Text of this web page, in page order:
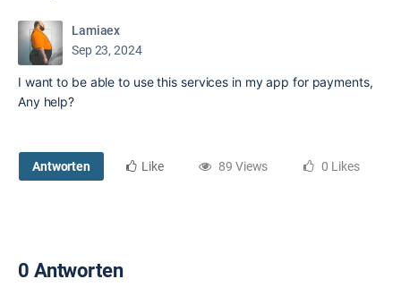
Lamiaex
Sep 23, 2024
I want to be able to use this services in my app for payments,
Any help?
Antworten Like 89 Views 0 Likes
0 Antworten